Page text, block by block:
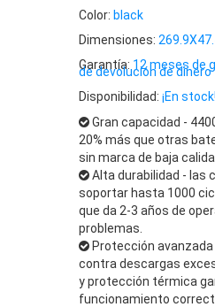
Color: black
Dimensiones:
Garantía: 12 meses de
de devolución de dinero
Disponibilidad: ¡En stock!
Gran capacidad -
20% más que otras
sin marca de baja
Alta durabilidad - las
soportar hasta 1000
que da 2-3 años de
problemas.
Protección
contra descargas
y protección térmica
funcionamiento